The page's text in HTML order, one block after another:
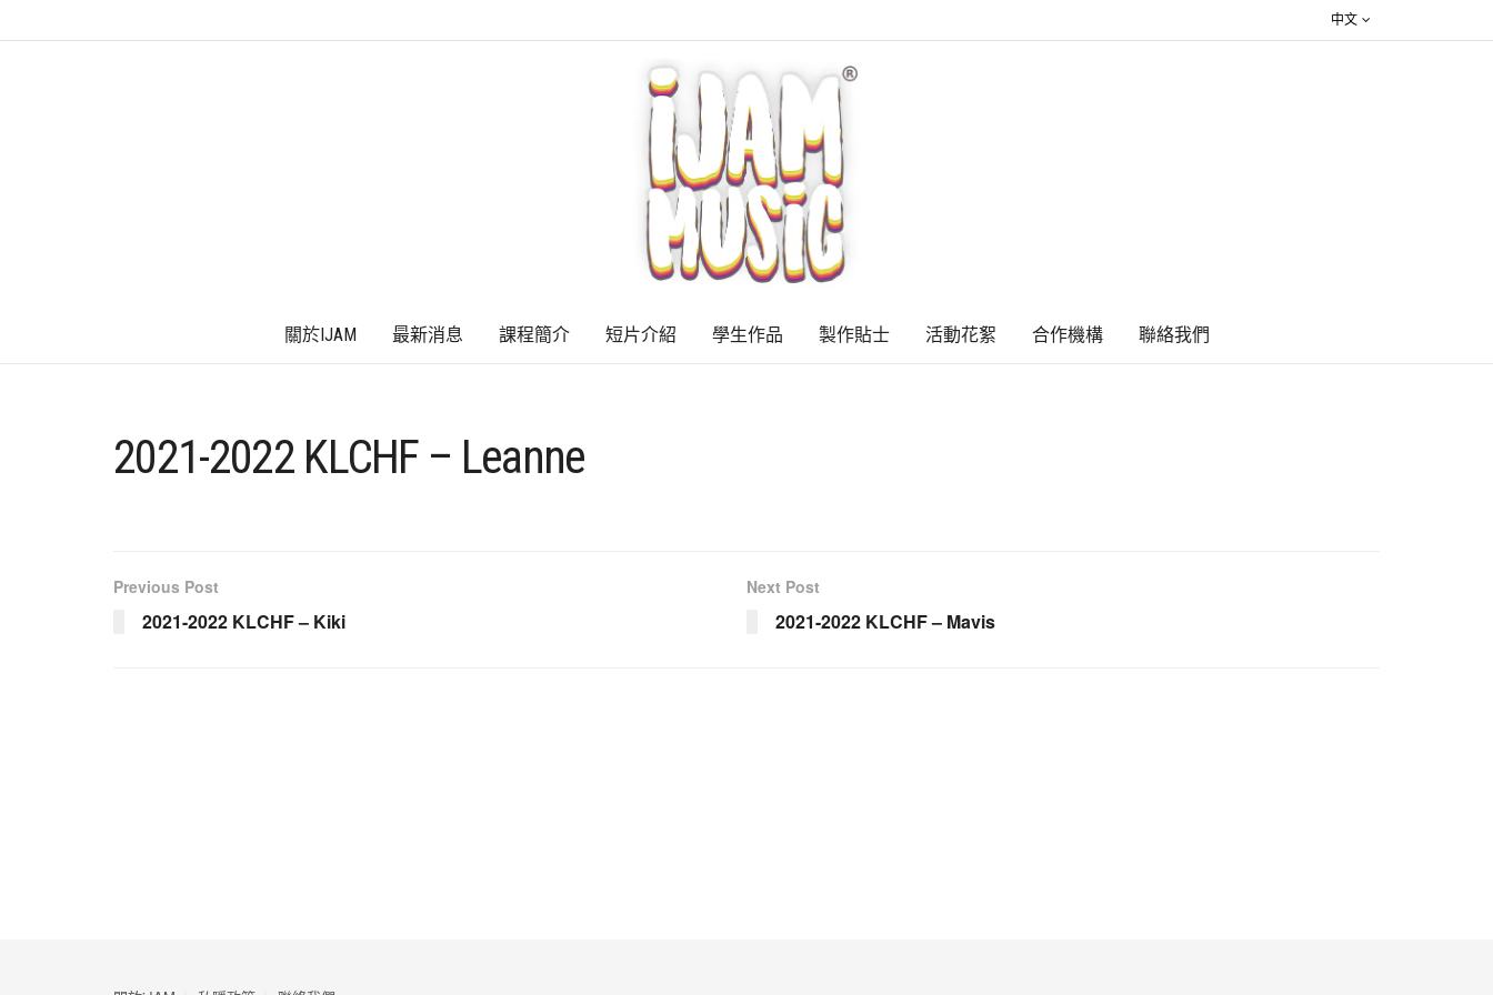
中文
關於IJAM 最新消息 課程簡介 短片介紹 學生作品 製作貼士 活動花絮 合作機構 ​聯絡我們
2021-2022 KLCHF – Leanne
Previous Post
2021-2022 KLCHF – Kiki
Next Post
2021-2022 KLCHF – Mavis